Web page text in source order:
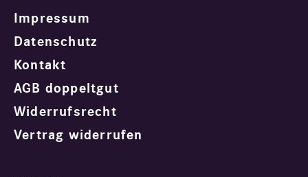
Impressum
Datenschutz
Kontakt
AGB doppeltgut
Widerrufsrecht
Vertrag widerrufen